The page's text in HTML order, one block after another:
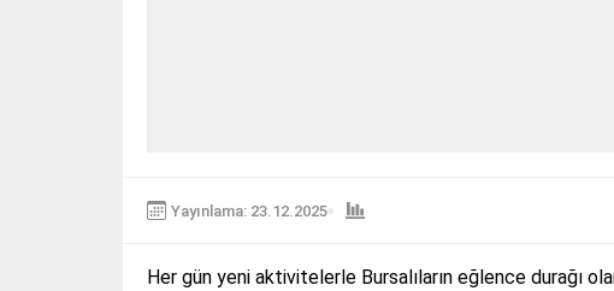
Yayınlama: 23.12.2025
Her gün yeni aktivitelerle Bursalıların eğlence durağı